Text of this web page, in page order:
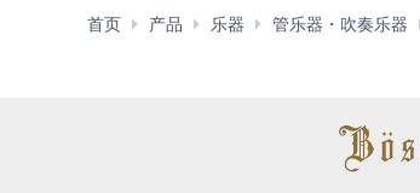
首页 产品 乐器 管乐器・吹奏乐器